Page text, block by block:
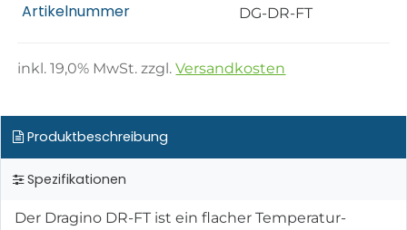
Artikelnummer DG-DR-FT
inkl.19,0% MwSt. zzgl.Versandkosten
Produktbeschreibung
Spezifikationen
Der Dragino DR-FT ist ein flacher Temperatur-